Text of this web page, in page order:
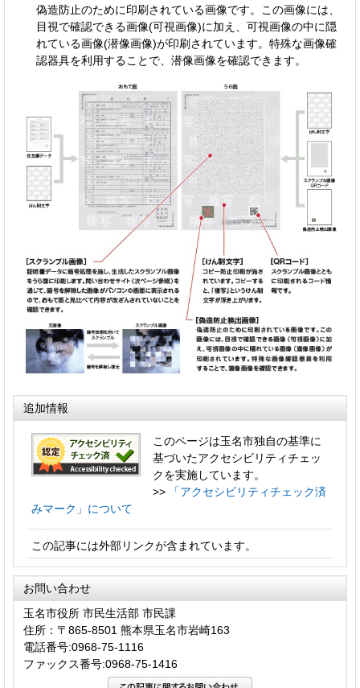
偽造防止のために印刷されている画像です。この画像には、
目視で確認できる画像(可視画像)に加え、可視画像の中に隠
れている画像(潜像画像)が印刷されています。特殊な画像確
認器具を利用することで、潜像画像を確認できます。
追加情報
このページは玉名市独自の基準に
基づいたアクセシビリティチェッ
クを実施しています。
>>
「アクセシビリティチェック済
みマーク」について
この記事には外部リンクが含まれています。
お問い合わせ
玉名市役所 市民生活部 市民課
住所：〒865-8501 熊本県玉名市岩崎163
電話番号:0968-75-1116
ファックス番号:0968-75-1416